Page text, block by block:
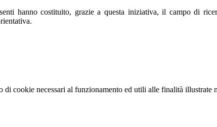
hanno costituito, grazie a questa iniziativa, il campo di
cookie necessari al funzionamento ed utili alle finalità illustrate